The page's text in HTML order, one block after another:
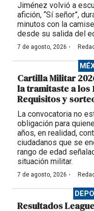
Jiménez volvió a
afición, “Sí señor”,
minutos con la
desde su salida del
7 de agosto, 2026 ·
Cartilla Militar
la tramitaste a los
Requisitos y
La convocatoria no
obligación para
años, en realidad,
ciudadanos que se
rango de edad
situación militar.
7 de agosto, 2026 ·
Resultados